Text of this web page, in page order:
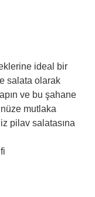
ideal bir
salata olarak
ve bu şahane
mutlaka
pilav salatasına